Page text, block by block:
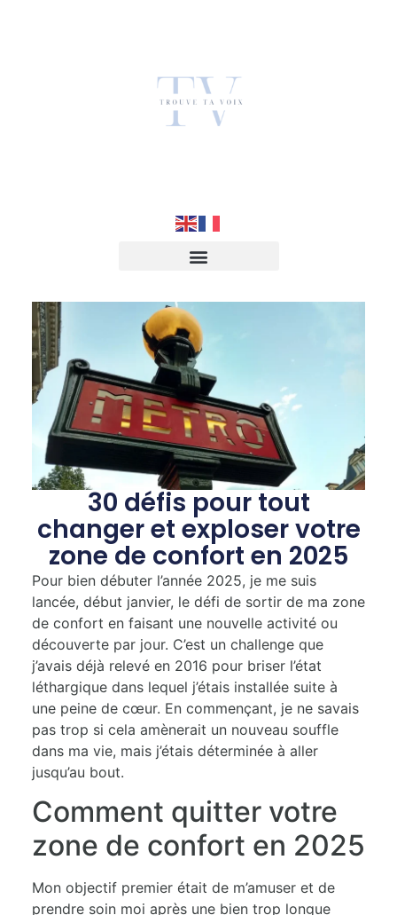
30 défis pour tout
changer et exploser votre
zone de confort en 2025
Pour bien débuter l’année 2025, je me suis
lancée, début janvier, le défi de sortir de ma zone
de confort en faisant une nouvelle activité ou
découverte par jour. C’est un challenge que
j’avais déjà relevé en 2016 pour briser l’état
léthargique dans lequel j’étais installée suite à
une peine de cœur. En commençant, je ne savais
pas trop si cela amènerait un nouveau souffle
dans ma vie, mais j’étais déterminée à aller
jusqu’au bout.
Comment quitter votre
zone de confort en 2025
Mon objectif premier était de m’amuser et de
prendre soin moi après une bien trop longue